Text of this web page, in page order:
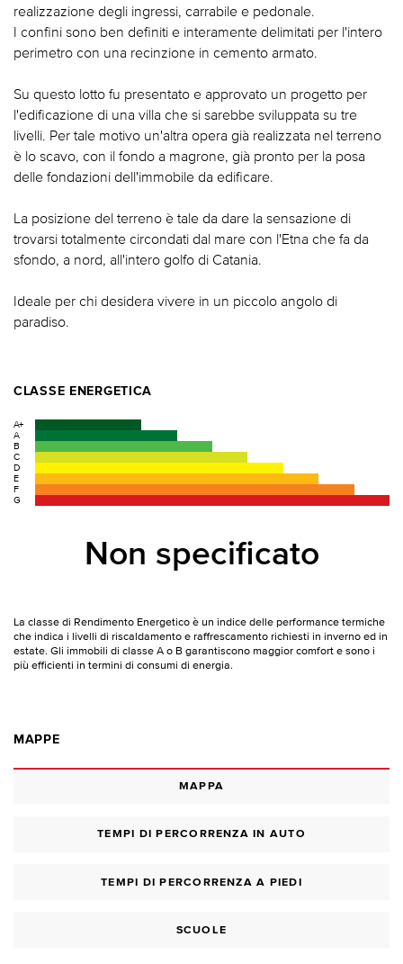
realizzazione degli ingressi, carrabile e pedonale.
I confini sono ben definiti e interamente delimitati per l'intero
perimetro con una recinzione in cemento armato.
Su questo lotto fu presentato e approvato un progetto per
l'edificazione di una villa che si sarebbe sviluppata su tre
livelli. Per tale motivo un'altra opera già realizzata nel terreno
è lo scavo, con il fondo a magrone, già pronto per la posa
delle fondazioni dell'immobile da edificare.
La posizione del terreno è tale da dare la sensazione di
trovarsi totalmente circondati dal mare con l'Etna che fa da
sfondo, a nord, all'intero golfo di Catania.
Ideale per chi desidera vivere in un piccolo angolo di
paradiso.
CLASSE ENERGETICA
A+
A
B
C
D
E
F
G
Non specificato
La classe di Rendimento Energetico è un indice delle performance termiche
che indica i livelli di riscaldamento e raffrescamento richiesti in inverno ed in
estate. Gli immobili di classe A o B garantiscono maggior comfort e sono i
più efficienti in termini di consumi di energia.
MAPPE
MAPPA
TEMPI DI PERCORRENZA IN AUTO
TEMPI DI PERCORRENZA A PIEDI
SCUOLE